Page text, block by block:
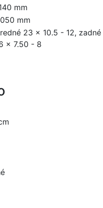
mm
mm
23 x 10.5 - 12, zadné
x 7.50 - 8